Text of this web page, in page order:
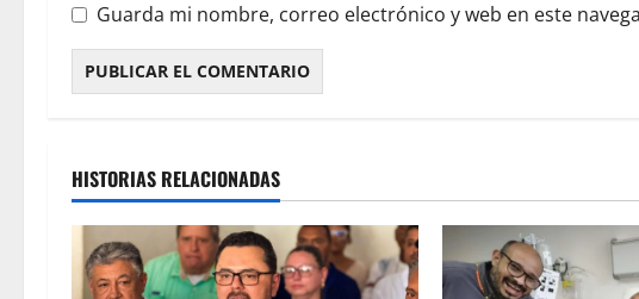
Guarda mi nombre, correo electrónico y web en este
HISTORIAS RELACIONADAS